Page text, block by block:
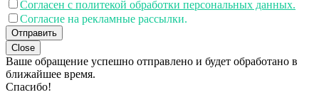
Согласен с политекой обработки персональных данных.
Согласие на рекламные рассылки.
Отправить
Close
Ваше обращение успешно отправлено и будет обработано в
ближайшее время.
Спасибо!